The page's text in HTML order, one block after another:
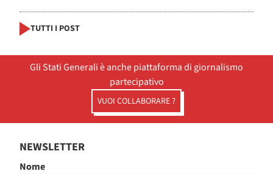
TUTTI I POST
Gli Stati Generali è anche piattaforma di giornalismo
partecipativo
VUOI COLLABORARE ?
NEWSLETTER
Nome